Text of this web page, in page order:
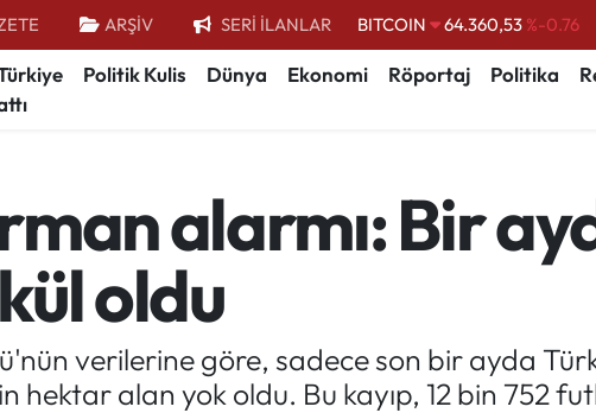
ARŞİV SERİ İLANLAR BITCOIN 64.360,53 %-0.76
BİST100
13.887 %64
Politik Kulis Dünya Ekonomi Röportaj Politika
alarmı: Bir
oldu
verilerine göre, sadece son bir ayda
hektar alan yok oldu. Bu kayıp, 12 bin 752